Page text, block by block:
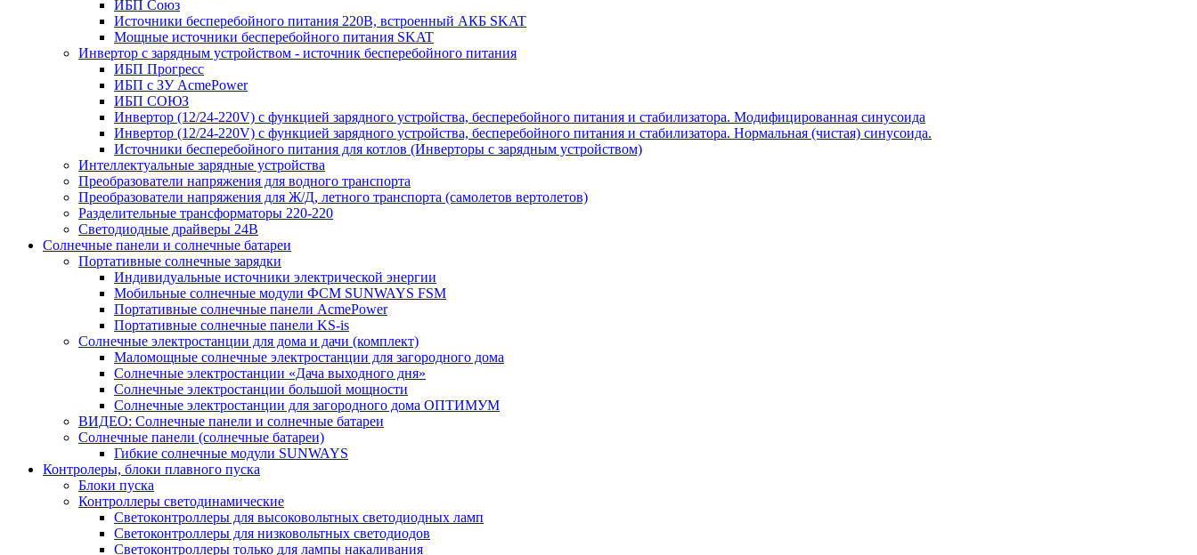
ИБП Союз
Источники бесперебойного питания 220В, встроенный АКБ SKAT
Мощные источники бесперебойного питания SKAT
Инвертор с зарядным устройством - источник бесперебойного питания
ИБП Прогресс
ИБП с ЗУ AcmePower
ИБП СОЮЗ
Инвертор (12/24-220V) с функцией зарядного устройства, бесперебойного питания и стабилизатора. Модифицированная синусоида
Инвертор (12/24-220V) с функцией зарядного устройства, бесперебойного питания и стабилизатора. Нормальная (чистая) синусоида.
Источники бесперебойного питания для котлов (Инверторы с зарядным устройством)
Интеллектуальные зарядные устройства
Преобразователи напряжения для водного транспорта
Преобразователи напряжения для Ж/Д, летного транспорта (самолетов вертолетов)
Разделительные трансформаторы 220-220
Светодиодные драйверы 24В
Солнечные панели и солнечные батареи
Портативные солнечные зарядки
Индивидуальные источники электрической энергии
Мобильные солнечные модули ФСМ SUNWAYS FSM
Портативные солнечные панели AcmePower
Портативные солнечные панели KS-is
Солнечные электростанции для дома и дачи (комплект)
Маломощные солнечные электростанции для загородного дома
Солнечные электростанции «Дача выходного дня»
Солнечные электростанции большой мощности
Солнечные электростанции для загородного дома ОПТИМУМ
ВИДЕО: Солнечные панели и солнечные батареи
Солнечные панели (солнечные батареи)
Гибкие солнечные модули SUNWAYS
Контролеры, блоки плавного пуска
Блоки пуска
Контроллеры светодинамические
Светоконтроллеры для высоковольтных светодиодных ламп
Светоконтроллеры для низковольтных светодиодов
Светоконтроллеры только для лампы накаливания